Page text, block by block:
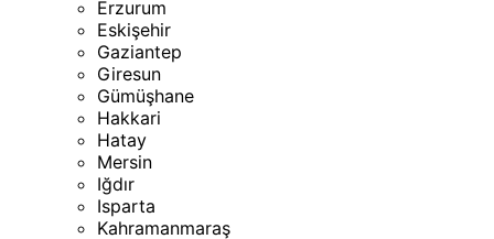
Erzurum
Eskişehir
Gaziantep
Giresun
Gümüşhane
Hakkari
Hatay
Mersin
Iğdır
Isparta
Kahramanmaraş